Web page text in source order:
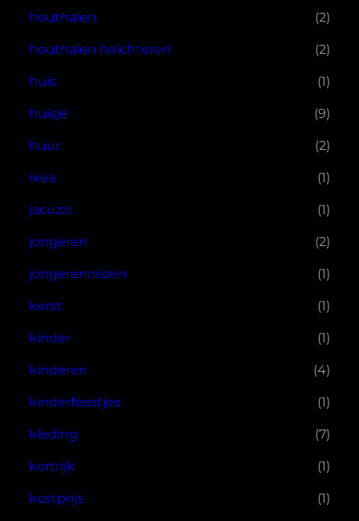
houthalen (2)
houthalen helchteren (2)
huis (1)
huisje (9)
huur (2)
ikea (1)
jacuzzi (1)
jongeren (2)
jongerenreizen (1)
kerst (1)
kinder (1)
kinderen (4)
kinderfeestjes (1)
kleding (7)
kortrijk (1)
kostprijs (1)